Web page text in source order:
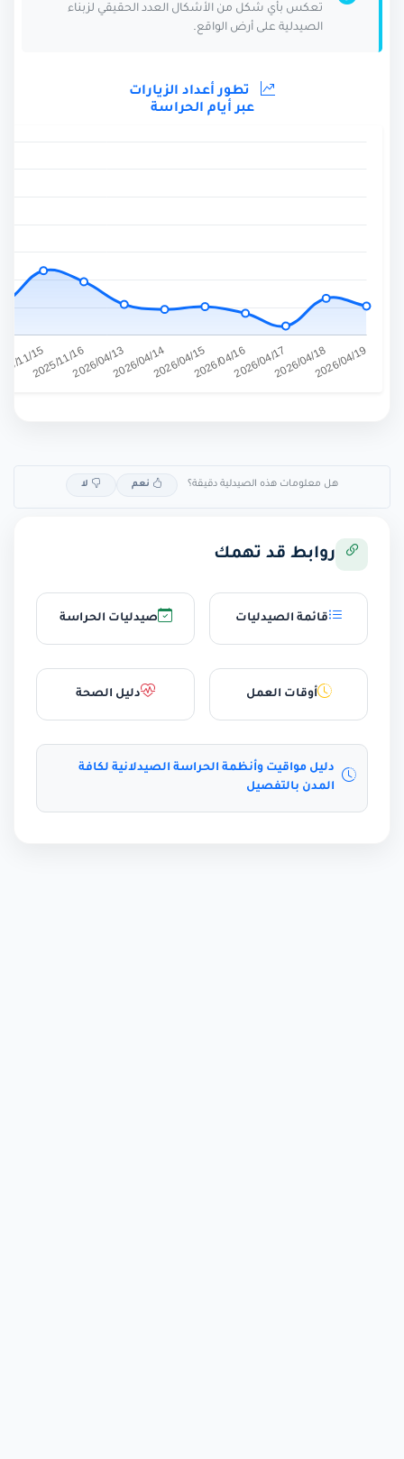
تعكس بأي شكل من الأشكال العدد الحقيقي لزبناء
الصيدلية على أرض الواقع.
تطور أعداد الزيارات
عبر أيام الحراسة
هل معلومات هذه الصيدلية دقيقة؟ نعم لا
روابط قد تهمك
قائمة الصيدليات صيدليات الحراسة
أوقات العمل دليل الصحة
دليل مواقيت وأنظمة الحراسة الصيدلانية لكافة
المدن بالتفصيل